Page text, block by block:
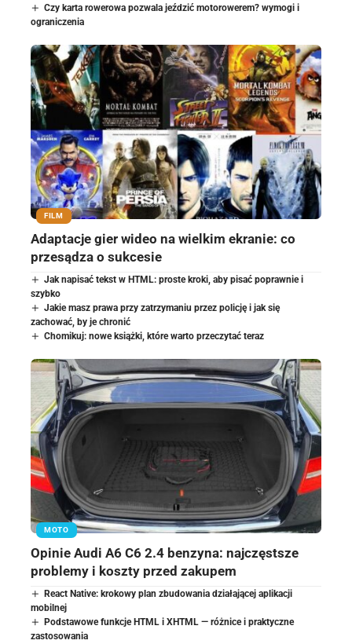
Czy karta rowerowa pozwala jeździć motorowerem? wymogi i
ograniczenia
FILM
Adaptacje gier wideo na wielkim ekranie: co
przesądza o sukcesie
Jak napisać tekst w HTML: proste kroki, aby pisać poprawnie i
szybko
Jakie masz prawa przy zatrzymaniu przez policję i jak się
zachować, by je chronić
Chomikuj: nowe książki, które warto przeczytać teraz
MOTO
Opinie Audi A6 C6 2.4 benzyna: najczęstsze
problemy i koszty przed zakupem
React Native: krokowy plan zbudowania działającej aplikacji
mobilnej
Podstawowe funkcje HTML i XHTML — różnice i praktyczne
zastosowania